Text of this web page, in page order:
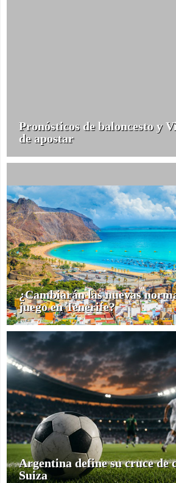
Pronósticos de baloncesto y
de apostar
¿Cambiarán las nuevas
juego en Tenerife?
Argentina define su cruce de
Suiza